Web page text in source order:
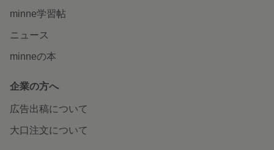
minne学習帖
ニュース
minneの本
企業の方へ
広告出稿について
大口注文について